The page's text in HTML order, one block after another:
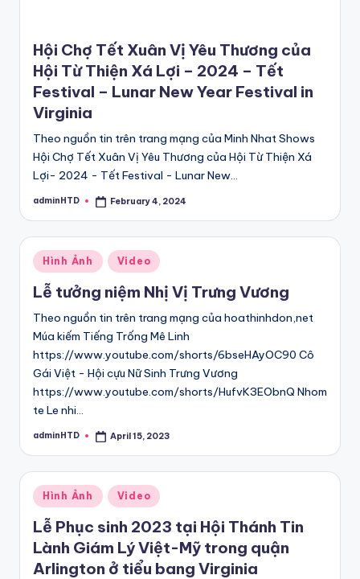
Hội Chợ Tết Xuân Vị Yêu Thương của
Hội Từ Thiện Xá Lợi – 2024 – Tết
Festival – Lunar New Year Festival in
Virginia
Theo nguồn tin trên trang mạng của Minh Nhat Shows
Hội Chợ Tết Xuân Vị Yêu Thương của Hội Từ Thiện Xá
Lợi- 2024 - Tết Festival - Lunar New…
Posted
adminHTD February 4, 2024
Posted
Hình Ảnh Video
Lễ tưởng niệm Nhị Vị Trưng Vương
Theo nguồn tin trên trang mạng của hoathinhdon,net
Múa kiếm Tiếng Trống Mê Linh
https://www.youtube.com/shorts/6bseHAyOC90 Cô
Gái Việt - Hội cựu Nữ Sinh Trưng Vương
https://www.youtube.com/shorts/HufvK3EObnQ Nhom
te Le nhi…
Posted
adminHTD April 15, 2023
Posted
in
Hình Ảnh Video
Lễ Phục sinh 2023 tại Hội Thánh Tin
Lành Giám Lý Việt-Mỹ trong quận
Arlington ở tiểu bang Virginia